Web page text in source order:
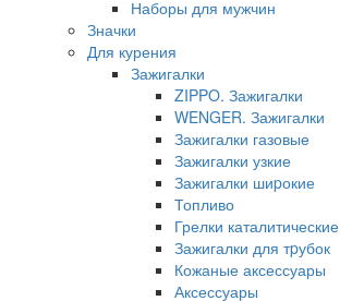
Наборы для мужчин
Значки
Для курения
Зажигалки
ZIPPO. Зажигалки
WENGER. Зажигалки
Зажигалки газовые
Зажигалки узкие
Зажигалки шиpокие
Топливо
Грелки каталитические
Зажигалки для тpубок
Кожаные аксессуары
Аксессуары